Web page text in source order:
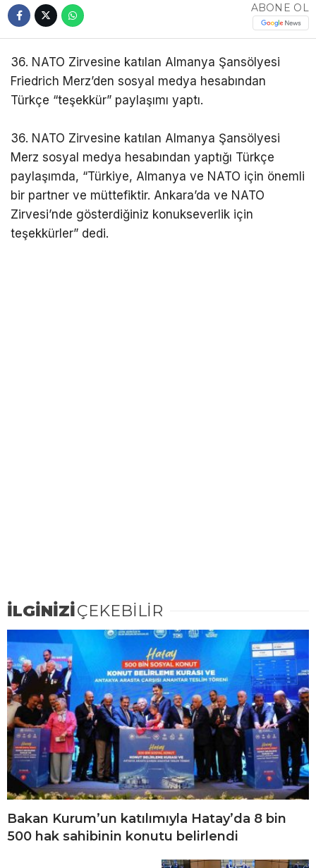
ABONE OL
36. NATO Zirvesine katılan Almanya Şansölyesi
Friedrich Merz’den sosyal medya hesabından
Türkçe “teşekkür” paylaşımı yaptı.
36. NATO Zirvesine katılan Almanya Şansölyesi
Merz sosyal medya hesabından yaptığı Türkçe
paylaşımda, “Türkiye, Almanya ve NATO için önemli
bir partner ve müttefiktir. Ankara’da ve NATO
Zirvesi’nde gösterdiğiniz konukseverlik için
teşekkürler” dedi.
İLGİNİZİÇEKEBİLİR
Bakan Kurum’un katılımıyla Hatay’da 8 bin
500 hak sahibinin konutu belirlendi